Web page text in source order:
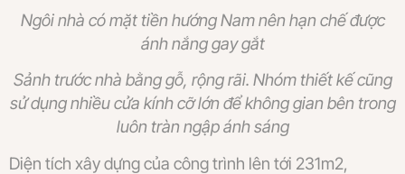
Ngôi nhà có mặt tiền hướng Nam nên hạn chế được
ánh nắng gay gắt
Sảnh trước nhà bằng gỗ, rộng rãi. Nhóm thiết kế cũng
sử dụng nhiều cửa kính cỡ lớn để không gian bên trong
luôn tràn ngập ánh sáng
Diện tích xây dựng của công trình lên tới 231m2,